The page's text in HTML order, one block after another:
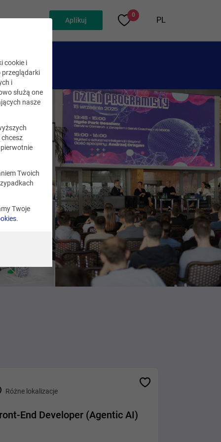
Aplikuj
0
PL
Różne lokalizacje
End Developer (Agentic AI)
cookie i
przeglądarki
i
służą one
nasze
chcesz
Twoich
Twoje
.